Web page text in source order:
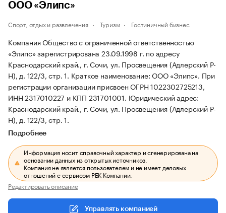
ООО «Элипс»
Спорт, отдых и развлечения Туризм Гостиничный бизнес
Компания Общество с ограниченной ответственностью
«Элипс» зарегистрирована 23.09.1998 г. по адресу
Краснодарский край., г. Сочи, ул. Просвещения (Адлерский Р-
Н), д. 122/3, стр. 1. Краткое наименование: ООО «Элипс». При
регистрации организации присвоен ОГРН 1022302725213,
ИНН 2317010227 и КПП 231701001. Юридический адрес:
Краснодарский край., г. Сочи, ул. Просвещения (Адлерский Р-
Н), д. 122/3, стр. 1.
Подробнее
Информация носит справочный характер и сгенерирована на
основании данных из открытых источников.
Компания не является пользователем и не имеет деловых
отношений с сервисом РБК Компании.
Редактировать описание
Управлять компанией